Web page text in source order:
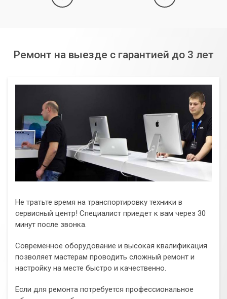
Ремонт на выезде с гарантией до 3 лет
Не тратьте время на транспортировку техники в
сервисный центр! Специалист приедет к вам через 30
минут после звонка.
Современное оборудование и высокая квалификация
позволяет мастерам проводить сложный ремонт и
настройку на месте быстро и качественно.
Если для ремонта потребуется профессиональное